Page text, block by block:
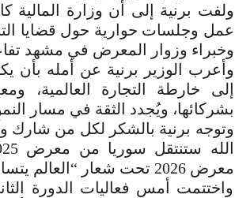
ولفت برنية إلى أن وزارة
عمل وجلسات حوارية حول قضايا
وخبراء وزوار المعرض في مشهد
وأعرب الوزير برنية عن أمله
إلى خارطة التجارة العالمية،
بشركائها، ويُجدد الثقة في مسار
وتوجه برنية بالشكر لكل من شارك
معرض 2026 تحت شعار “العالم يتسابق إلى سوريا”.
واختتمت أمس فعاليات الدورة